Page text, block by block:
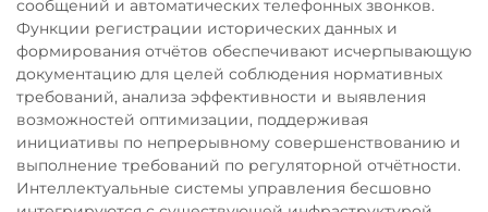
сообщений и автоматических телефонных звонков.
Функции регистрации исторических данных и
формирования отчётов обеспечивают исчерпывающую
документацию для целей соблюдения нормативных
требований, анализа эффективности и выявления
возможностей оптимизации, поддерживая
инициативы по непрерывному совершенствованию и
выполнение требований по регуляторной отчётности.
Интеллектуальные системы управления бесшовно